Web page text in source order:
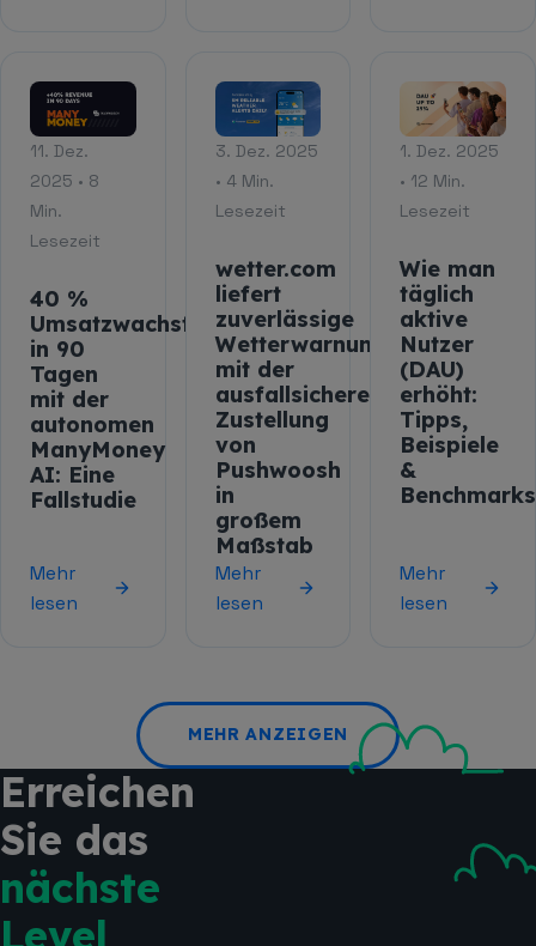
11. Dez.
2025 • 8
Min.
Lesezeit
40 %
Umsatzwachstum
in 90
Tagen
mit der
autonomen
ManyMoney
AI: Eine
Fallstudie
Mehr
lesen
3. Dez. 2025
• 4 Min.
Lesezeit
wetter.com
liefert
zuverlässige
Wetterwarnungen
mit der
ausfallsicheren
Zustellung
von
Pushwoosh
in
großem
Maßstab
Mehr
lesen
1. Dez. 2025
• 12 Min.
Lesezeit
Wie man
täglich
aktive
Nutzer
(DAU)
erhöht:
Tipps,
Beispiele
&
Benchmarks
Mehr
lesen
MEHR ANZEIGEN
Erreichen
Sie das
nächste
Level